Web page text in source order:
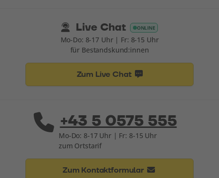
Live Chat ONLINE
Mo-Do: 8-17 Uhr | Fr: 8-15 Uhr
für Bestandskund:innen
Zum Live Chat
+43 5 0575 555
Mo-Do: 8-17 Uhr | Fr: 8-15 Uhr
zum Ortstarif
Zum Kontaktformular